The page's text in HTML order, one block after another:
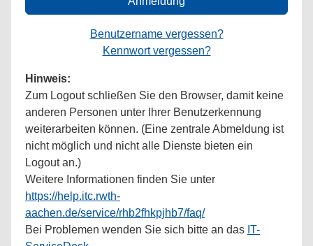
Benutzername vergessen?
Kennwort vergessen?
Hinweis:
Zum Logout schließen Sie den Browser, damit keine
anderen Personen unter Ihrer Benutzerkennung
weiterarbeiten können. (Eine zentrale Abmeldung ist
nicht möglich und nicht alle Dienste bieten ein
Logout an.)
Weitere Informationen finden Sie unter
https://help.itc.rwth-
aachen.de/service/rhb2fhkpjhb7/faq/
Bei Problemen wenden Sie sich bitte an das IT-